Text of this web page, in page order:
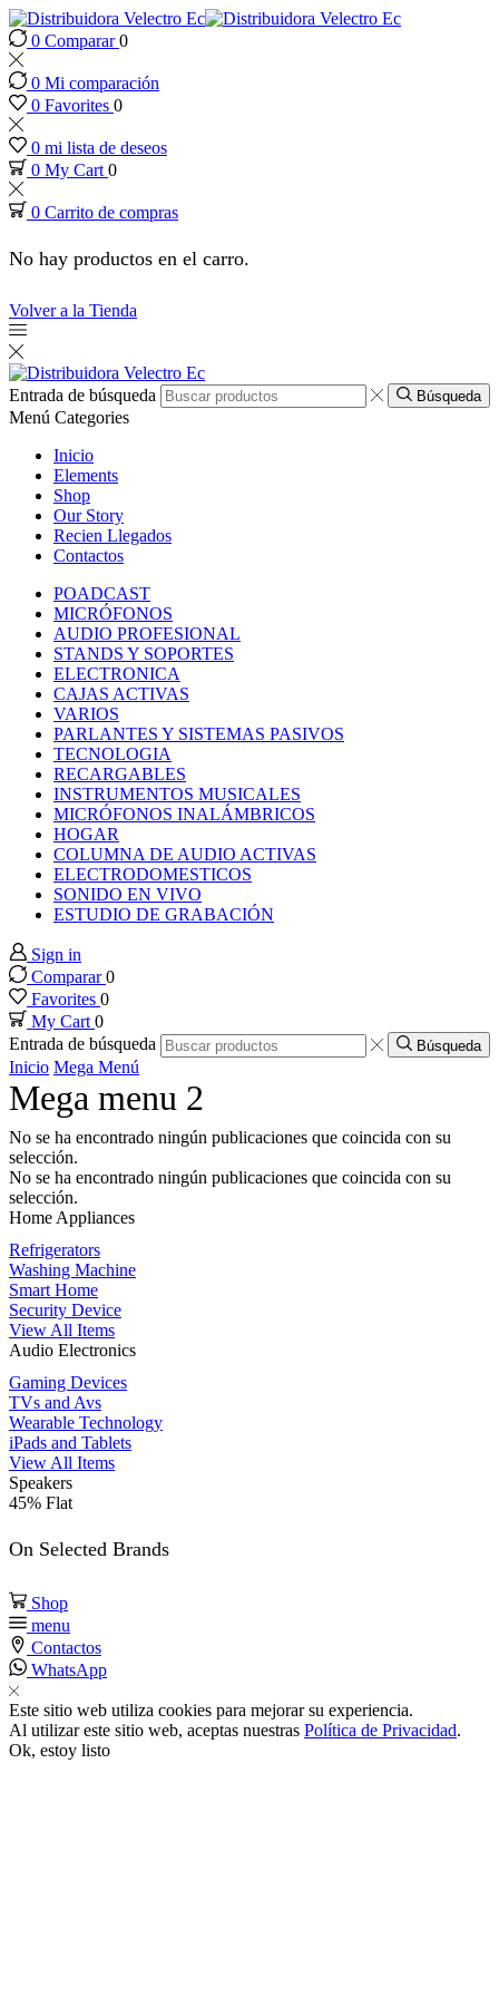
panel
panel
paketleri
panel
panel
panel
panel
panel
panel
panel
panel
panel
panel
panel
panel
panel
panel
panel
satın al
satın al
panel
panel
panel
panel
panel
panel
0 Comparar0
0 Mi comparación
0 Favorites 0
0 mi lista de deseos
0 My Cart 0
0 Carrito de compras
No hay productos en el carro.
Volver a la Tienda
Entrada de búsqueda Búsqueda
Menú Categories
Inicio
Elements
Shop
Our Story
Recien Llegados
Contactos
POADCAST
MICRÓFONOS
AUDIO PROFESIONAL
STANDS Y SOPORTES
ELECTRONICA
CAJAS ACTIVAS
VARIOS
PARLANTES Y SISTEMAS PASIVOS
TECNOLOGIA
RECARGABLES
INSTRUMENTOS MUSICALES
MICRÓFONOS INALÁMBRICOS
HOGAR
COLUMNA DE AUDIO ACTIVAS
ELECTRODOMESTICOS
SONIDO EN VIVO
ESTUDIO DE GRABACIÓN
Sign in
Comparar0
Favorites 0
My Cart0
Entrada de búsqueda
Búsqueda
Inicio Mega Menú
Mega menu 2
No se ha encontrado ningún publicaciones que coincida con su
selección.
No se ha encontrado ningún publicaciones que coincida con su
selección.
Home Appliances
Refrigerators
Washing Machine
Smart Home
Security Device
View All Items
Audio Electronics
Gaming Devices
TVs and Avs
Wearable Technology
iPads and Tablets
View All Items
Speakers
45% Flat
On Selected Brands
Shop
menu
Contactos
WhatsApp
Este sitio web utiliza cookies para mejorar su experiencia.
Al utilizar este sitio web, aceptas nuestras Política de Privacidad.
Ok, estoy listo